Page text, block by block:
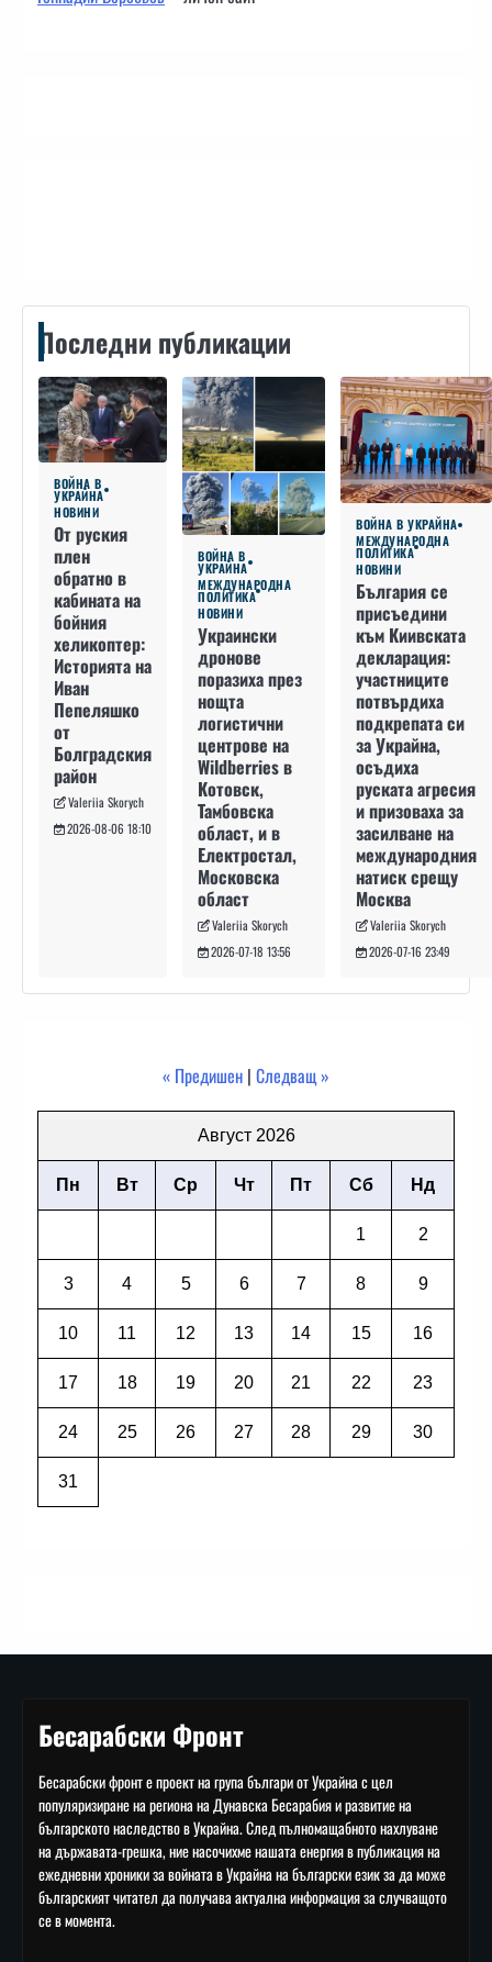
Последни публикации
ВОЙНА В
УКРАЙНА
НОВИНИ
От руския
плен
обратно в
кабината на
бойния
хеликоптер:
Историята на
Иван
Пепеляшко
от
Болградския
район
Valeriia Skorych
2026-08-06 18:10
ВОЙНА В
УКРАЙНА
МЕЖДУНАРОДНА
ПОЛИТИКА
НОВИНИ
Украински
дронове
поразиха през
нощта
логистични
центрове на
Wildberries в
Котовск,
Тамбовска
област, и в
Електростал,
Московска
област
Valeriia Skorych
2026-07-18 13:56
ВОЙНА В УКРАЙНА
МЕЖДУНАРОДНА
ПОЛИТИКА
НОВИНИ
България се
присъедини
към Киивската
декларация:
участниците
потвърдиха
подкрепата си
за Украйна,
осъдиха
руската агресия
и призоваха за
засилване на
международния
натиск срещу
Москва
Valeriia Skorych
2026-07-16 23:49
« Предишен | Следващ »
Август 2026
Пн Вт Ср Чт Пт Сб Нд
1 2
3 4 5 6 7 8 9
10 11 12 13 14 15 16
17 18 19 20 21 22 23
24 25 26 27 28 29 30
31
Бесарабски Фронт
Бесарабски фронт е проект на група българи от Украйна с цел
популяризиране на региона на Дунавска Бесарабия и развитие на
българското наследство в Украйна. След пълномащабното нахлуване
на държавата-грешка, ние насочихме нашата енергия в публикация на
ежедневни хроники за войната в Украйна на български език за да може
българският читател да получава актуална информация за случващото
се в момента.